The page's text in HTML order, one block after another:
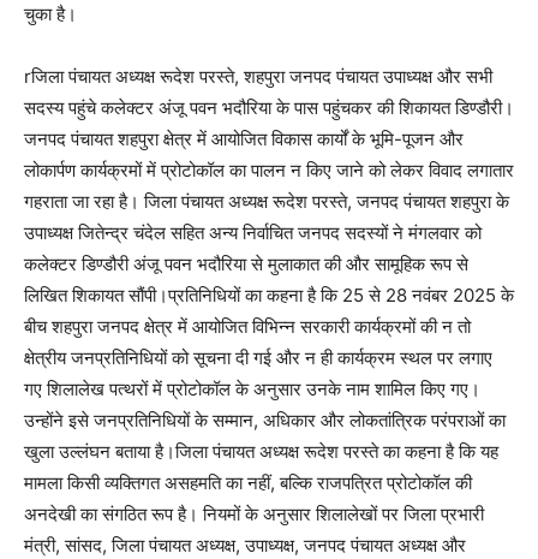
चुका है।
rजिला पंचायत अध्यक्ष रूदेश परस्ते, शहपुरा जनपद पंचायत उपाध्यक्ष और सभी
सदस्य पहुंचे कलेक्टर अंजू पवन भदौरिया के पास पहुंचकर की शिकायत डिण्डौरी।
जनपद पंचायत शहपुरा क्षेत्र में आयोजित विकास कार्यों के भूमि-पूजन और
लोकार्पण कार्यक्रमों में प्रोटोकॉल का पालन न किए जाने को लेकर विवाद लगातार
गहराता जा रहा है। जिला पंचायत अध्यक्ष रूदेश परस्ते, जनपद पंचायत शहपुरा के
उपाध्यक्ष जितेन्द्र चंदेल सहित अन्य निर्वाचित जनपद सदस्यों ने मंगलवार को
कलेक्टर डिण्डौरी अंजू पवन भदौरिया से मुलाकात की और सामूहिक रूप से
लिखित शिकायत सौंपी।प्रतिनिधियों का कहना है कि 25 से 28 नवंबर 2025 के
बीच शहपुरा जनपद क्षेत्र में आयोजित विभिन्न सरकारी कार्यक्रमों की न तो
क्षेत्रीय जनप्रतिनिधियों को सूचना दी गई और न ही कार्यक्रम स्थल पर लगाए
गए शिलालेख पत्थरों में प्रोटोकॉल के अनुसार उनके नाम शामिल किए गए।
उन्होंने इसे जनप्रतिनिधियों के सम्मान, अधिकार और लोकतांत्रिक परंपराओं का
खुला उल्लंघन बताया है।जिला पंचायत अध्यक्ष रूदेश परस्ते का कहना है कि यह
मामला किसी व्यक्तिगत असहमति का नहीं, बल्कि राजपत्रित प्रोटोकॉल की
अनदेखी का संगठित रूप है। नियमों के अनुसार शिलालेखों पर जिला प्रभारी
मंत्री, सांसद, जिला पंचायत अध्यक्ष, उपाध्यक्ष, जनपद पंचायत अध्यक्ष और